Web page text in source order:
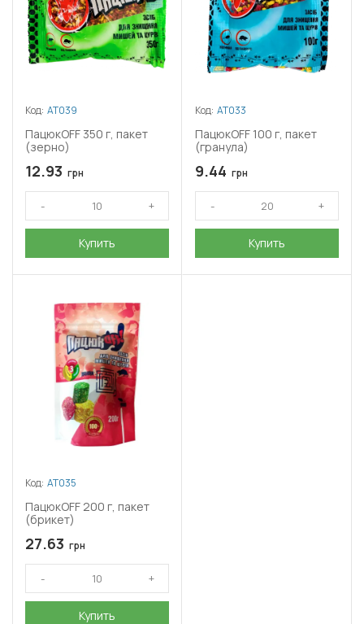
Код: АТ039
ПацюкOFF 350 г, пакет
(зерно)
12.93 грн
Купить
Код: АТ033
ПацюкOFF 100 г, пакет
(гранула)
9.44 грн
Купить
Код: АТ035
ПацюкOFF 200 г, пакет
(брикет)
27.63 грн
Купить